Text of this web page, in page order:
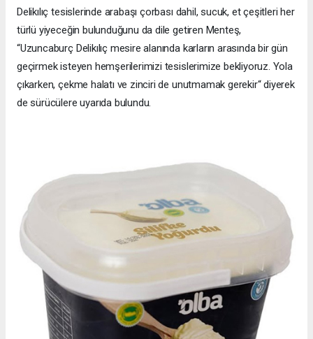
Delikılıç tesislerinde arabaşı çorbası dahil, sucuk, et çeşitleri her
türlü yiyeceğin bulunduğunu da dile getiren Menteş,
“Uzuncaburç Delikılıç mesire alanında karların arasında bir gün
geçirmek isteyen hemşerilerimizi tesislerimize bekliyoruz. Yola
çıkarken, çekme halatı ve zinciri de unutmamak gerekir“ diyerek
de sürücülere uyarıda bulundu.